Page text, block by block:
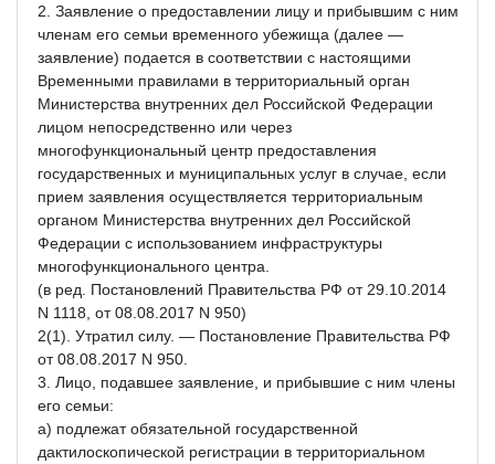
2. Заявление о предоставлении лицу и прибывшим с ним
членам его семьи временного убежища (далее —
заявление) подается в соответствии с настоящими
Временными правилами в территориальный орган
Министерства внутренних дел Российской Федерации
лицом непосредственно или через
многофункциональный центр предоставления
государственных и муниципальных услуг в случае, если
прием заявления осуществляется территориальным
органом Министерства внутренних дел Российской
Федерации с использованием инфраструктуры
многофункционального центра.
(в ред. Постановлений Правительства РФ от 29.10.2014
N 1118, от 08.08.2017 N 950)
2(1). Утратил силу. — Постановление Правительства РФ
от 08.08.2017 N 950.
3. Лицо, подавшее заявление, и прибывшие с ним члены
его семьи:
а) подлежат обязательной государственной
дактилоскопической регистрации в территориальном